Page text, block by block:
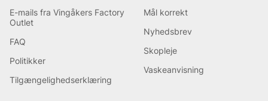
E-mails fra Vingåkers Factory
Outlet
FAQ
Politikker
Tilgængelighedserklæring
Mål korrekt
Nyhedsbrev
Skopleje
Vaskeanvisning